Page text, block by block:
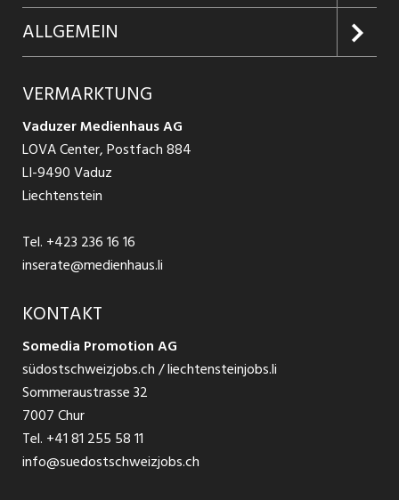
Firmen entdecken
Jobs in Graubünden
Jobs in St. Gallen
Jobs in Glarus
Jobs in der Südostschweiz
Temporär Jobs
Teilzeit Jobs
Praktikum
Inserieren
Produkte
Schnittstelle
Glossar
Ratgeber Bewerbung / Rekrutierung
ALLGEMEIN
AGB
Datenschutzbestimmungen
Nutzungsbedingungen
Impressum
VERMARKTUNG
Vaduzer Medienhaus AG
LOVA Center, Postfach 884
LI-9490 Vaduz
Liechtenstein
Tel. +423 236 16 16
inserate@medienhaus.li
KONTAKT
Somedia Promotion AG
südostschweizjobs.ch / liechtensteinjobs.li
Sommeraustrasse 32
7007 Chur
Tel. +41 81 255 58 11
info@suedostschweizjobs.ch